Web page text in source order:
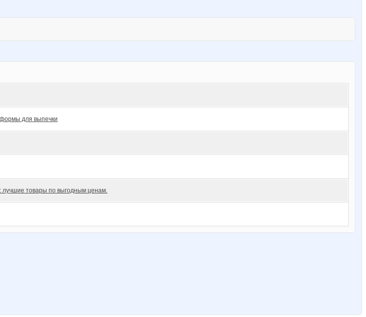
формы для выпечки
лучшие товары по выгодным ценам.